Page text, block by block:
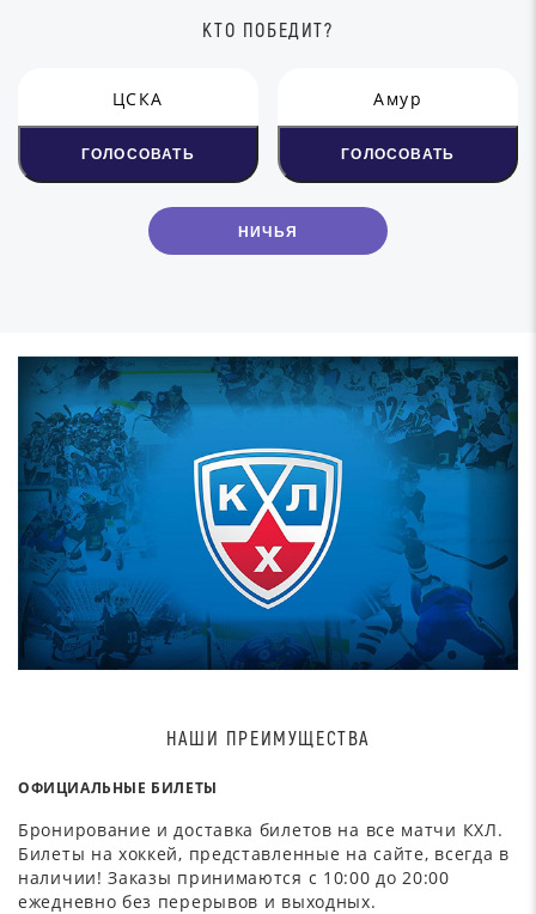
КТО ПОБЕДИТ?
ЦСКА
ГОЛОСОВАТЬ
НИЧЬЯ
Амур
ГОЛОСОВАТЬ
НАШИ ПРЕИМУЩЕСТВА
ОФИЦИАЛЬНЫЕ БИЛЕТЫ
Бронирование и доставка билетов на все матчи КХЛ.
Билеты на хоккей, представленные на сайте, всегда в
наличии! Заказы принимаются с 10:00 до 20:00
ежедневно без перерывов и выходных.